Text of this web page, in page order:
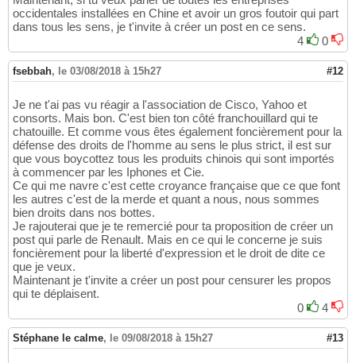
occidentales installées en Chine et avoir un gros foutoir qui part
dans tous les sens, je t'invite à créer un post en ce sens.
4
0
fsebbah, le 03/08/2018 à 15h27 #12
Je ne t'ai pas vu réagir a l'association de Cisco, Yahoo et
consorts. Mais bon. C'est bien ton côté franchouillard qui te
chatouille. Et comme vous êtes également foncièrement pour la
défense des droits de l'homme au sens le plus strict, il est sur
que vous boycottez tous les produits chinois qui sont importés
à commencer par les Iphones et Cie.
Ce qui me navre c'est cette croyance française que ce que font
les autres c'est de la merde et quant a nous, nous sommes
bien droits dans nos bottes.
Je rajouterai que je te remercié pour ta proposition de créer un
post qui parle de Renault. Mais en ce qui le concerne je suis
foncièrement pour la liberté d'expression et le droit de dite ce
que je veux.
Maintenant je t'invite a créer un post pour censurer les propos
qui te déplaisent.
0
4
Stéphane le calme, le 09/08/2018 à 15h27 #13